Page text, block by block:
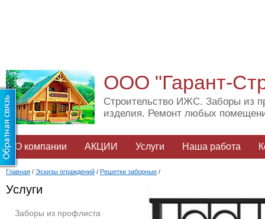
ООО "Гарант-
Строительство ИЖС. Заборы из
изделия. Ремонт любых
О компании АКЦИИ Услуги Наша работа
Главная / Эскизы ограждений / Решетки заборные /
Услуги
Заборы из профлиста